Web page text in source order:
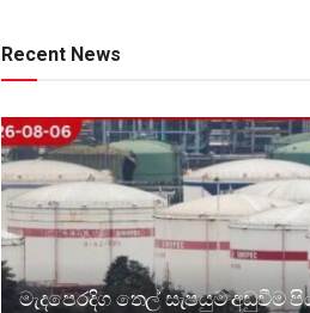
Recent News
මැදපෙරදිග තෙල් සැපයුම අඩුවීම